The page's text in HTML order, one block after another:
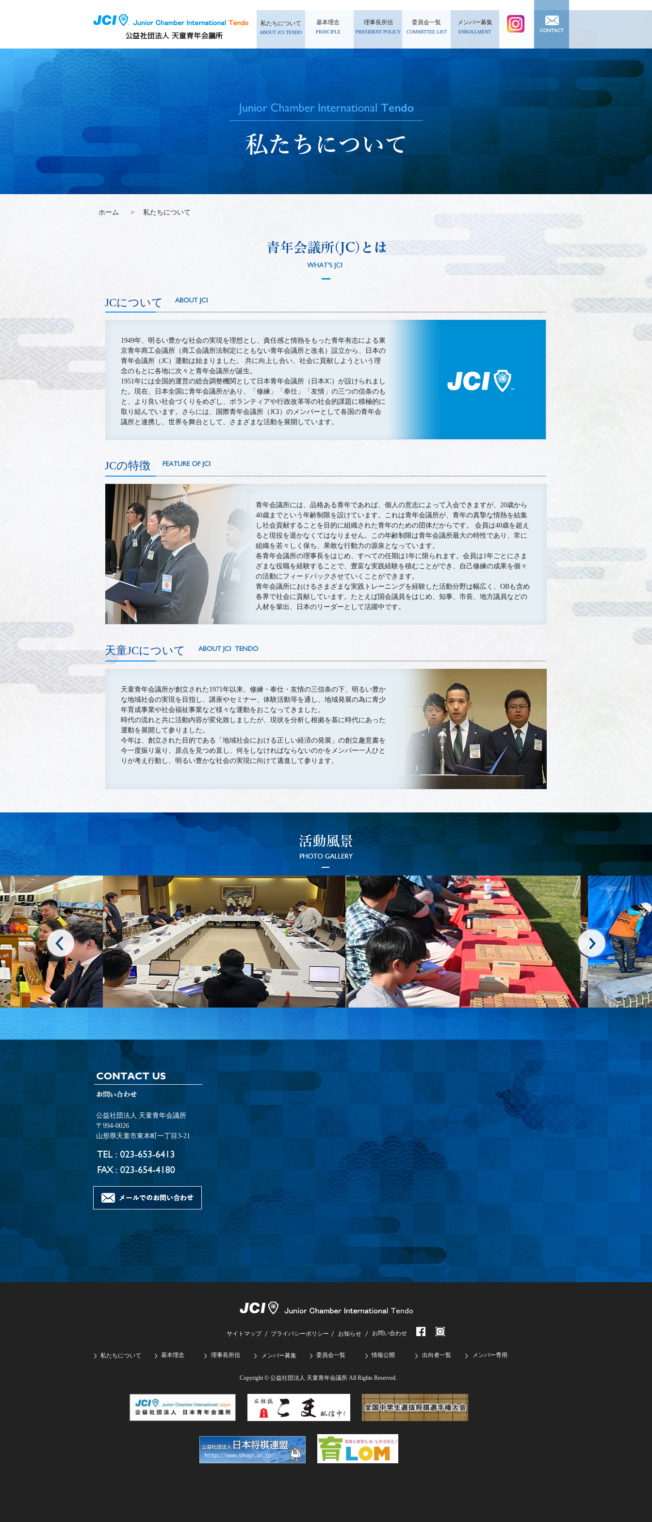
私たちについて
ABOUT JCI TENDO
基本理念
PRINCIPLE
理事長所信
PRESIDENT POLICY
委員会一覧
COMMITTEE LIST
メンバー募集
ENROLLMENT
ホーム > 私たちについて
JCについて
1949年、明るい豊かな社会の実現を理想とし、責任感と情熱をもった青年有志による東
京青年商工会議所（商工会議所法制定にともない青年会議所と改名）設立から、日本の
青年会議所（JC）運動は始まりました。 共に向上し合い、社会に貢献しようという理
念のもとに各地に次々と青年会議所が誕生。
1951年には全国的運営の総合調整機関として日本青年会議所（日本JC）が設けられまし
た。現在、日本全国に青年会議所があり、「修練」「奉仕」「友情」の三つの信条のも
と、より良い社会づくりをめざし、ボランティアや行政改革等の社会的課題に積極的に
取り組んでいます。さらには、国際青年会議所（JCI）のメンバーとして各国の青年会
議所と連携し、世界を舞台として、さまざまな活動を展開しています。
JCの特徴
青年会議所には、品格ある青年であれば、個人の意志によって入会できますが、20歳から
40歳までという年齢制限を設けています。これは青年会議所が、青年の真摯な情熱を結集
し社会貢献することを目的に組織された青年のための団体だからです。 会員は40歳を超え
ると現役を退かなくてはなりません。この年齢制限は青年会議所最大の特性であり、常に
組織を若々しく保ち、果敢な行動力の源泉となっています。
各青年会議所の理事長をはじめ、すべての任期は1年に限られます。会員は1年ごとにさま
ざまな役職を経験することで、豊富な実践経験を積むことができ、自己修練の成果を個々
の活動にフィードバックさせていくことができます。
青年会議所におけるさまざまな実践トレーニングを経験した活動分野は幅広く、OBも含め
各界で社会に貢献しています。たとえば国会議員をはじめ、知事、市長、地方議員などの
人材を輩出、日本のリーダーとして活躍中です。
天童JCについて
天童青年会議所が創立された1971年以来、修練・奉仕・友情の三信条の下、明るい豊か
な地域社会の実現を目指し、講座やセミナー、体験活動等を通し、地域発展の為に青少
年育成事業や社会福祉事業など様々な運動をおこなってきました。
時代の流れと共に活動内容が変化致しましたが、現状を分析し根拠を基に時代にあった
運動を展開して参りました。
今年は、創立された目的である「地域社会における正しい経済の発展」の創立趣意書を
今一度振り返り、原点を見つめ直し、何をしなければならないのかをメンバー一人ひと
りが考え行動し、明るい豊かな社会の実現に向けて邁進して参ります。
公益社団法人 天童青年会議所
〒994-0026
山形県天童市東本町一丁目3-21
サイトマップ プライバシーポリシー お知らせ お問い合わせ
私たちについて 基本理念 理事長所信 メンバー募集 委員会一覧 情報公開 出向者一覧 メンバー専用
Copyright © 公益社団法人 天童青年会議所 All Rights Reserved.